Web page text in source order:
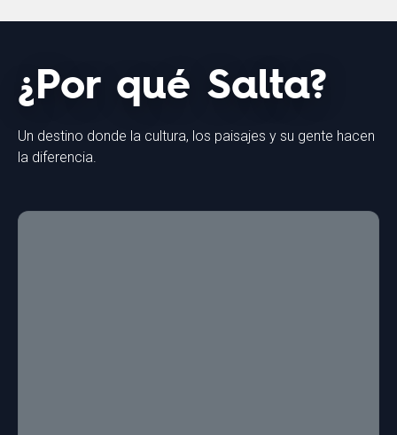
¿Por qué Salta?
Un destino donde la cultura, los paisajes y su gente hacen
la diferencia.